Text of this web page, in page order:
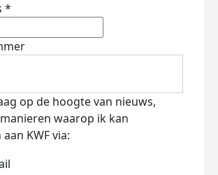
*
op de hoogte van nieuws,
waarop ik kan
KWF via: